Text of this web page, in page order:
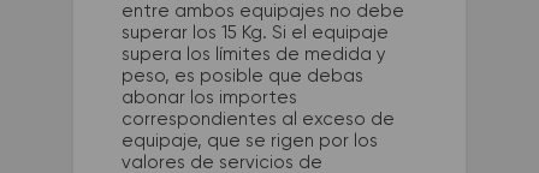
entre ambos equipajes no debe
superar los 15 Kg. Si el equipaje
supera los límites de medida y
peso, es posible que debas
abonar los importes
correspondientes al exceso de
equipaje, que se rigen por los
valores de servicios de